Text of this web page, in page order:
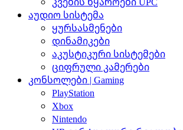
აუდიო სისტემა
ყურსასმენები
დინამიკები
აკუსტიკური სისტემები
ციფრული კამერები
კონსოლები | Gaming
PlayStation
Xbox
Nintendo